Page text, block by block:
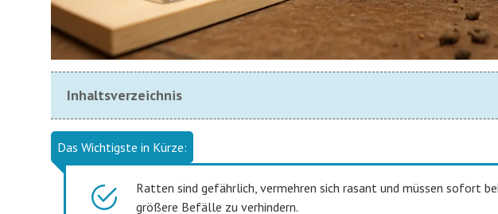
Inhaltsverzeichnis
Das Wichtigste in Kürze:
Ratten sind gefährlich, vermehren sich rasant und müssen sofort
größere Befälle zu verhindern.